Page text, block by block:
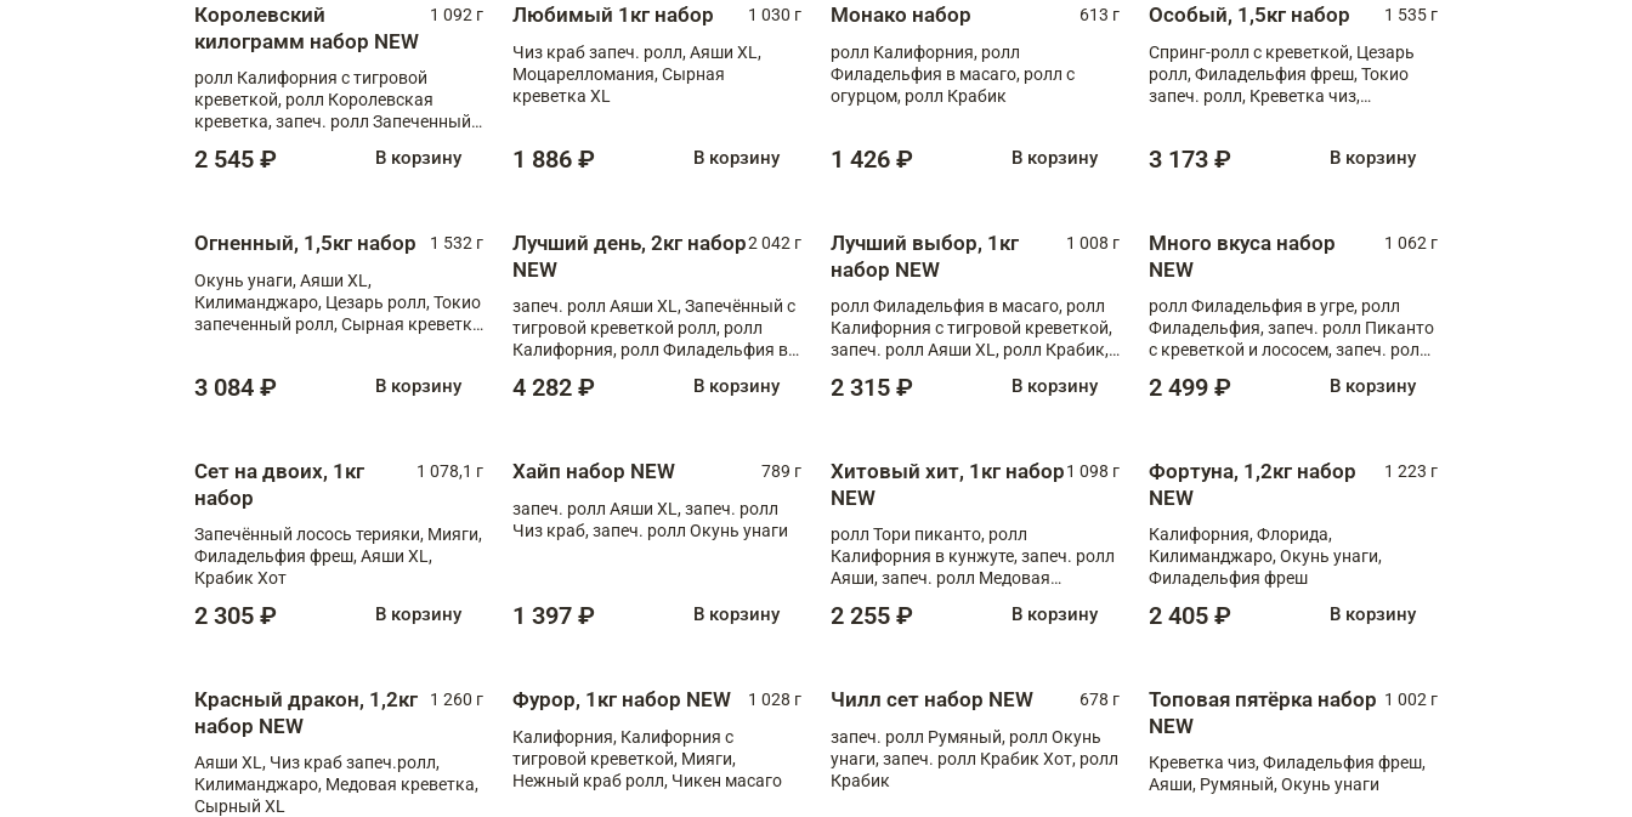
Королевский
килограмм набор NEW
1 092 г
ролл Калифорния с тигровой
креветкой, ролл Королевская
креветка, запеч. ролл Запеченный
XL, запеч. ролл Крабик Хот
2 545 ₽ В корзину
Любимый 1кг набор
1 030 г
Чиз краб запеч. ролл, Аяши XL,
Моцарелломания, Сырная
креветка XL
1 886 ₽ В корзину
Монако набор
613 г
ролл Калифорния, ролл
Филадельфия в масаго, ролл с
огурцом, ролл Крабик
1 426 ₽ В корзину
Особый, 1,5кг набор
1 535 г
Спринг-ролл с креветкой, Цезарь
ролл, Филадельфия фреш, Токио
запеч. ролл, Креветка чиз,
3 173 ₽ В корзину
Огненный, 1,5кг набор
1 532 г
Окунь унаги, Аяши XL,
Килиманджаро, Цезарь ролл, Токио
запеченный ролл, Сырная креветка
3 084 ₽ В корзину
Лучший день, 2кг набор
NEW
2 042 г
запеч. ролл Аяши XL, Запечённый с
тигровой креветкой ролл, ролл
Калифорния, ролл Филадельфия в
запеч. ролл Моцарелломания, ролл
4 282 ₽ В корзину
Лучший выбор, 1кг
набор NEW
1 008 г
ролл Филадельфия в масаго, ролл
Калифорния с тигровой креветкой,
запеч. ролл Аяши XL, ролл Крабик,
2 315 ₽ В корзину
Много вкуса набор
NEW
1 062 г
ролл Филадельфия в угре, ролл
Филадельфия, запеч. ролл Пиканто
с креветкой и лососем, запеч. ролл
2 499 ₽ В корзину
Сет на двоих, 1кг
набор
1 078,1 г
Запечённый лосось терияки, Мияги,
Филадельфия фреш, Аяши XL,
Крабик Хот
2 305 ₽ В корзину
Хайп набор NEW
789 г
запеч. ролл Аяши XL, запеч. ролл
Чиз краб, запеч. ролл Окунь унаги
1 397 ₽ В корзину
Хитовый хит, 1кг набор
NEW
1 098 г
ролл Тори пиканто, ролл
Калифорния в кунжуте, запеч. ролл
Аяши, запеч. ролл Медовая
чукой
2 255 ₽ В корзину
Фортуна, 1,2кг набор
NEW
1 223 г
Калифорния, Флорида,
Килиманджаро, Окунь унаги,
Филадельфия фреш
2 405 ₽ В корзину
Красный дракон, 1,2кг
набор NEW
1 260 г
Аяши XL, Чиз краб запеч.ролл,
Килиманджаро, Медовая креветка,
Сырный XL
Фурор, 1кг набор NEW
1 028 г
Калифорния, Калифорния с
тигровой креветкой, Мияги,
Нежный краб ролл, Чикен масаго
Чилл сет набор NEW
678 г
запеч. ролл Румяный, ролл Окунь
унаги, запеч. ролл Крабик Хот, ролл
Крабик
Топовая пятёрка набор
NEW
1 002 г
Креветка чиз, Филадельфия фреш,
Аяши, Румяный, Окунь унаги